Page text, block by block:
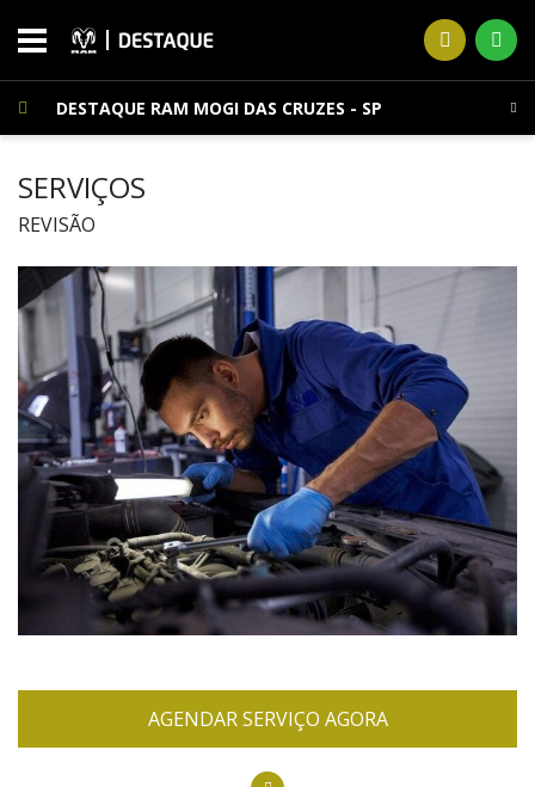
DESTAQUE RAM MOGI DAS CRUZES - SP
SERVIÇOS
REVISÃO
AGENDAR SERVIÇO AGORA